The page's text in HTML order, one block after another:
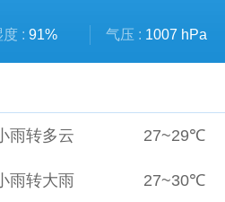
度 : 91% 气压 : 1007 hPa
雨转多云 27~29℃
雨转大雨 27~30℃